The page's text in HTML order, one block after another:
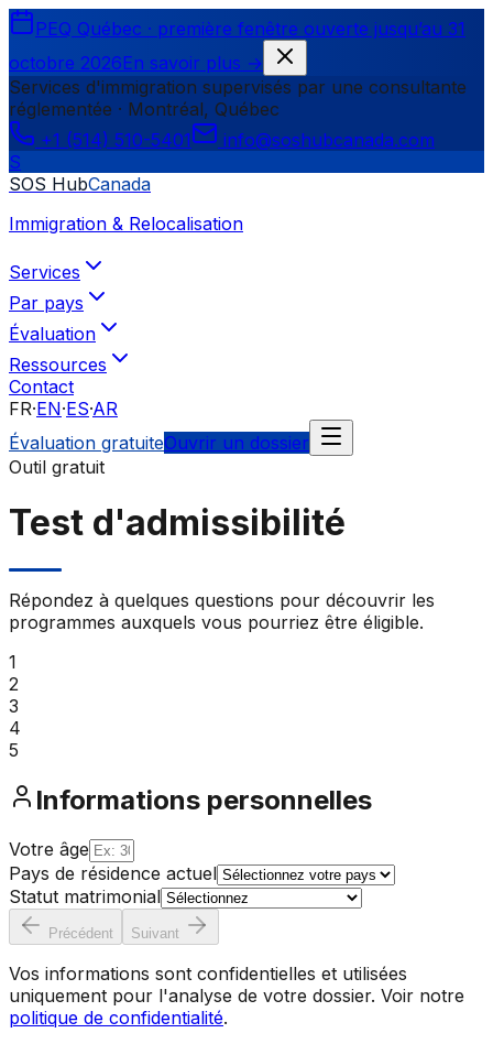
PEQ Québec · première fenêtre ouverte jusqu’au 31
octobre 2026En savoir plus →
Services d'immigration supervisés par une consultante
réglementée · Montréal, Québec
+1 (514) 510-5401
info@soshubcanada.com
S
SOS HubCanada
Immigration & Relocalisation
Services
Par pays
Évaluation
Ressources
Contact
FR·EN·ES·AR
Évaluation gratuiteOuvrir un dossier
Outil gratuit
Test d'admissibilité
Répondez à quelques questions pour découvrir les
programmes auxquels vous pourriez être éligible.
1
2
3
4
5
Informations personnelles
Votre âge
Pays de résidence actuel
Statut matrimonial
Précédent Suivant
Vos informations sont confidentielles et utilisées
uniquement pour l'analyse de votre dossier. Voir notre
politique de confidentialité.